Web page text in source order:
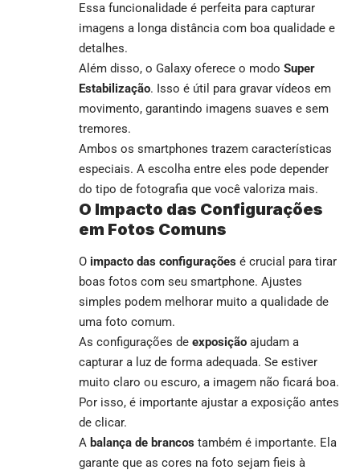
Essa funcionalidade é perfeita para capturar
imagens a longa distância com boa qualidade e
detalhes.
Além disso, o Galaxy oferece o modo Super
Estabilização. Isso é útil para gravar vídeos em
movimento, garantindo imagens suaves e sem
tremores.
Ambos os smartphones trazem características
especiais. A escolha entre eles pode depender
do tipo de fotografia que você valoriza mais.
O Impacto das Configurações
em Fotos Comuns
O impacto das configurações é crucial para tirar
boas fotos com seu smartphone. Ajustes
simples podem melhorar muito a qualidade de
uma foto comum.
As configurações de exposição ajudam a
capturar a luz de forma adequada. Se estiver
muito claro ou escuro, a imagem não ficará boa.
Por isso, é importante ajustar a exposição antes
de clicar.
A balança de brancos também é importante. Ela
garante que as cores na foto sejam fieis à